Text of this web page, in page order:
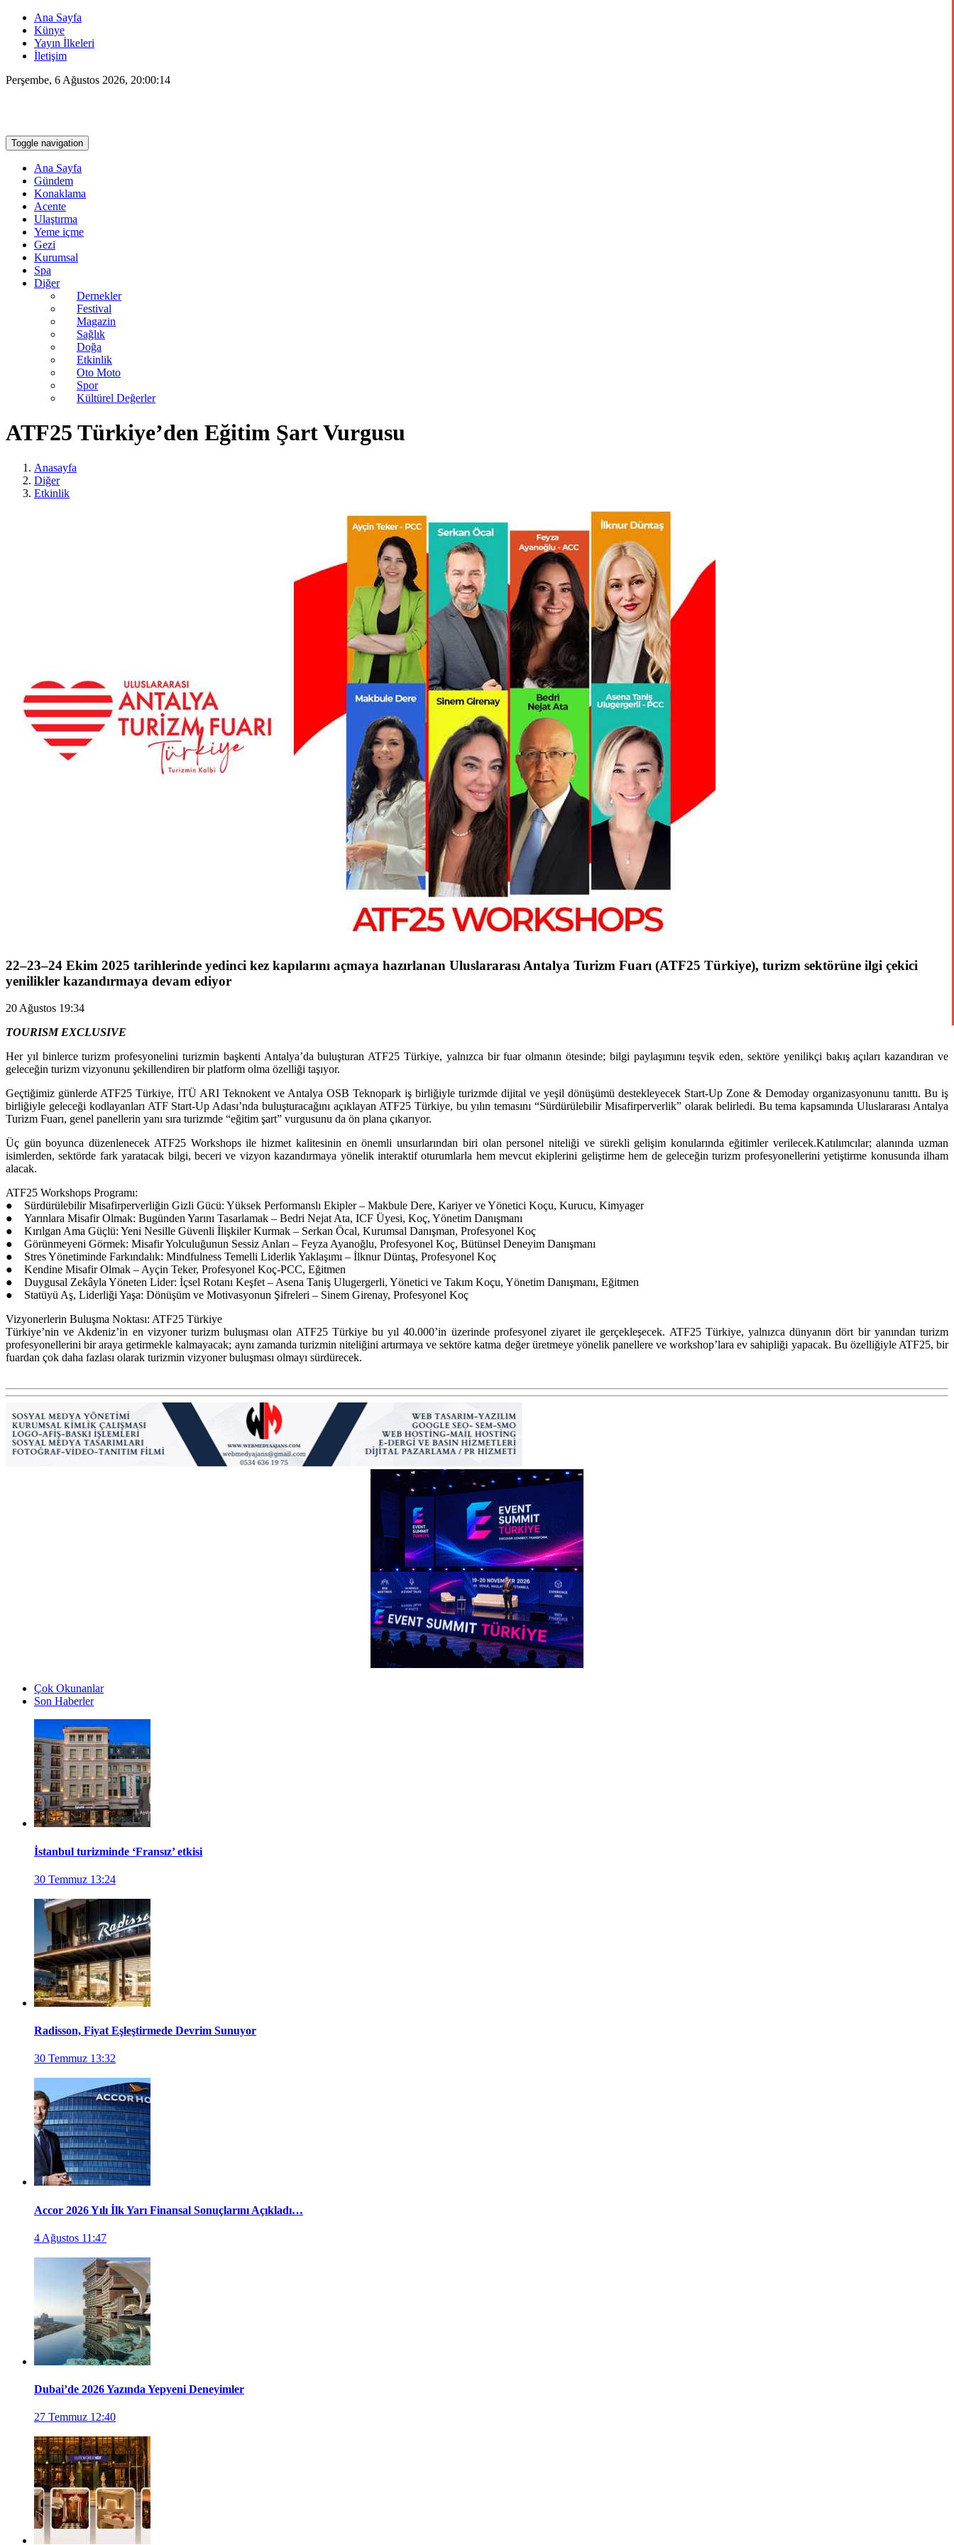
Ana Sayfa
Künye
Yayın İlkeleri
İletişim
Perşembe, 6 Ağustos 2026, 20:00:15
Toggle navigation
Ana Sayfa
Gündem
Konaklama
Acente
Ulaştırma
Yeme içme
Gezi
Kurumsal
Spa
Diğer
Dernekler
Festival
Magazin
Sağlık
Doğa
Etkinlik
Oto Moto
Spor
Kültürel Değerler
ATF25 Türkiye’den Eğitim Şart Vurgusu
Anasayfa
Diğer
Etkinlik
22–23–24 Ekim 2025 tarihlerinde yedinci kez kapılarını açmaya hazırlanan Uluslararası Antalya Turizm Fuarı (ATF25 Türkiye), turizm sektörüne ilgi çekici
yenilikler kazandırmaya devam ediyor
20 Ağustos 19:34
TOURISM EXCLUSIVE
Her yıl binlerce turizm profesyonelini turizmin başkenti Antalya’da buluşturan ATF25 Türkiye, yalnızca bir fuar olmanın ötesinde; bilgi paylaşımını teşvik eden, sektöre yenilikçi bakış açıları kazandıran ve
geleceğin turizm vizyonunu şekillendiren bir platform olma özelliği taşıyor.
Geçtiğimiz günlerde ATF25 Türkiye, İTÜ ARI Teknokent ve Antalya OSB Teknopark iş birliğiyle turizmde dijital ve yeşil dönüşümü destekleyecek Start-Up Zone & Demoday organizasyonunu tanıttı. Bu iş
birliğiyle geleceği kodlayanları ATF Start-Up Adası’nda buluşturacağını açıklayan ATF25 Türkiye, bu yılın temasını “Sürdürülebilir Misafirperverlik” olarak belirledi. Bu tema kapsamında Uluslararası Antalya
Turizm Fuarı, genel panellerin yanı sıra turizmde “eğitim şart” vurgusunu da ön plana çıkarıyor.
Üç gün boyunca düzenlenecek ATF25 Workshops ile hizmet kalitesinin en önemli unsurlarından biri olan personel niteliği ve sürekli gelişim konularında eğitimler verilecek.Katılımcılar; alanında uzman
isimlerden, sektörde fark yaratacak bilgi, beceri ve vizyon kazandırmaya yönelik interaktif oturumlarla hem mevcut ekiplerini geliştirme hem de geleceğin turizm profesyonellerini yetiştirme konusunda ilham
alacak.
ATF25 Workshops Programı:
● Sürdürülebilir Misafirperverliğin Gizli Gücü: Yüksek Performanslı Ekipler – Makbule Dere, Kariyer ve Yönetici Koçu, Kurucu, Kimyager
● Yarınlara Misafir Olmak: Bugünden Yarını Tasarlamak – Bedri Nejat Ata, ICF Üyesi, Koç, Yönetim Danışmanı
● Kırılgan Ama Güçlü: Yeni Nesille Güvenli İlişkiler Kurmak – Serkan Öcal, Kurumsal Danışman, Profesyonel Koç
● Görünmeyeni Görmek: Misafir Yolculuğunun Sessiz Anları – Feyza Ayanoğlu, Profesyonel Koç, Bütünsel Deneyim Danışmanı
● Stres Yönetiminde Farkındalık: Mindfulness Temelli Liderlik Yaklaşımı – İlknur Düntaş, Profesyonel Koç
● Kendine Misafir Olmak – Ayçin Teker, Profesyonel Koç-PCC, Eğitmen
● Duygusal Zekâyla Yöneten Lider: İçsel Rotanı Keşfet – Asena Taniş Ulugergerli, Yönetici ve Takım Koçu, Yönetim Danışmanı, Eğitmen
● Statüyü Aş, Liderliği Yaşa: Dönüşüm ve Motivasyonun Şifreleri – Sinem Girenay, Profesyonel Koç
Vizyonerlerin Buluşma Noktası: ATF25 Türkiye
Türkiye’nin ve Akdeniz’in en vizyoner turizm buluşması olan ATF25 Türkiye bu yıl 40.000’in üzerinde profesyonel ziyaret ile gerçekleşecek. ATF25 Türkiye, yalnızca dünyanın dört bir yanından turizm
profesyonellerini bir araya getirmekle kalmayacak; aynı zamanda turizmin niteliğini artırmaya ve sektöre katma değer üretmeye yönelik panellere ve workshop’lara ev sahipliği yapacak. Bu özelliğiyle ATF25, bir
fuardan çok daha fazlası olarak turizmin vizyoner buluşması olmayı sürdürecek.
Çok Okunanlar
Son Haberler
İstanbul turizminde ‘Fransız’ etkisi
30 Temmuz 13:24
Radisson, Fiyat Eşleştirmede Devrim Sunuyor
30 Temmuz 13:32
Accor 2026 Yılı İlk Yarı Finansal Sonuçlarını Açıkladı…
4 Ağustos 11:47
Dubai’de 2026 Yazında Yepyeni Deneyimler
27 Temmuz 12:40